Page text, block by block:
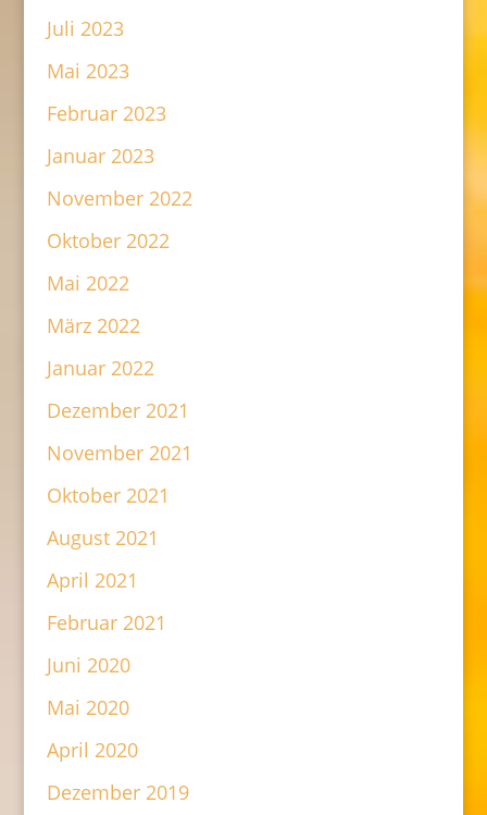
Juli 2023
Mai 2023
Februar 2023
Januar 2023
November 2022
Oktober 2022
Mai 2022
März 2022
Januar 2022
Dezember 2021
November 2021
Oktober 2021
August 2021
April 2021
Februar 2021
Juni 2020
Mai 2020
April 2020
Dezember 2019